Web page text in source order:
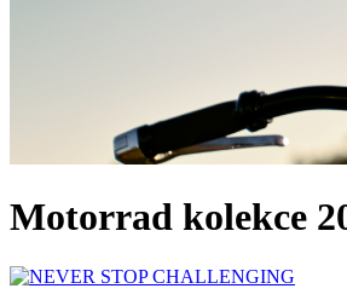
Motorrad kolekce